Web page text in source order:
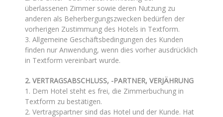
überlassenen Zimmer sowie deren Nutzung zu
anderen als Beherbergungszwecken bedürfen der
vorherigen Zustimmung des Hotels in Textform.
3. Allgemeine Geschäftsbedingungen des Kunden
finden nur Anwendung, wenn dies vorher ausdrücklich
in Textform vereinbart wurde.
2. VERTRAGSABSCHLUSS, -PARTNER, VERJÄHRUNG
1. Dem Hotel steht es frei, die Zimmerbuchung in
Textform zu bestätigen.
2. Vertragspartner sind das Hotel und der Kunde. Hat